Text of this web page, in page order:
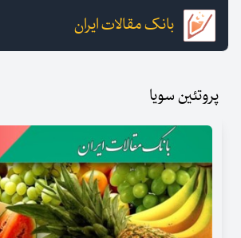
بانک مقالات ایران
پروتئین سویا